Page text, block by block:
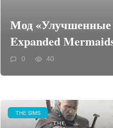
Мод «Улучшенные
Expanded
0 40
THE SIMS